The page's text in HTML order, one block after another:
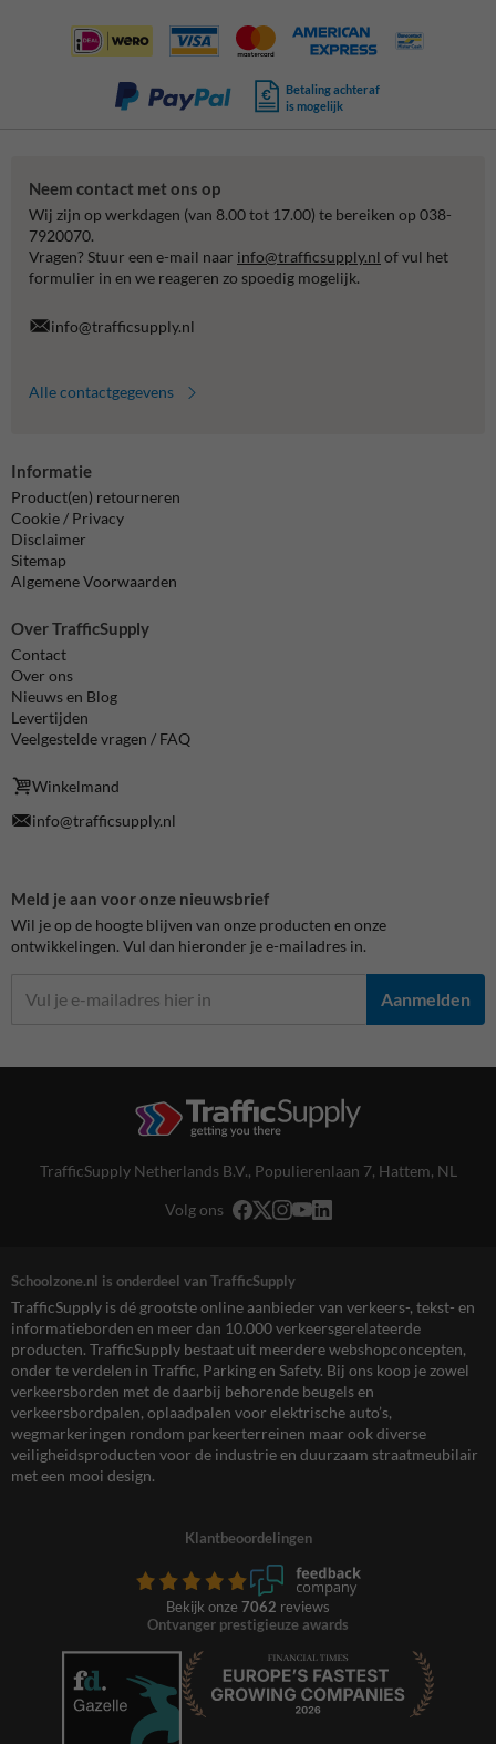
Betaling achteraf
is mogelijk
Neem contact met ons op
Wij zijn op werkdagen (van 8.00 tot 17.00) te bereiken op 038-
7920070.
Vragen? Stuur een e-mail naar info@trafficsupply.nl of vul het
formulier in en we reageren zo spoedig mogelijk.
info@trafficsupply.nl
Alle contactgegevens
Informatie
Product(en) retourneren
Cookie / Privacy
Disclaimer
Sitemap
Algemene Voorwaarden
Over TrafficSupply
Contact
Over ons
Nieuws en Blog
Levertijden
Veelgestelde vragen / FAQ
Winkelmand
info@trafficsupply.nl
Meld je aan voor onze nieuwsbrief
Wil je op de hoogte blijven van onze producten en onze
ontwikkelingen. Vul dan hieronder je e-mailadres in.
Aanmelden
TrafficSupply Netherlands B.V., Populierenlaan 7, Hattem, NL
Volg ons
Schoolzone.nl is onderdeel van TrafficSupply
TrafficSupply is dé grootste online aanbieder van verkeers-, tekst- en
informatieborden en meer dan 10.000 verkeersgerelateerde
producten. TrafficSupply bestaat uit meerdere webshopconcepten,
onder te verdelen in Traffic, Parking en Safety. Bij ons koop je zowel
verkeersborden met de daarbij behorende beugels en
verkeersbordpalen, oplaadpalen voor elektrische auto’s,
wegmarkeringen rondom parkeerterreinen maar ook diverse
veiligheidsproducten voor de industrie en duurzaam straatmeubilair
met een mooi design.
Klantbeoordelingen
Bekijk onze 7062 reviews
Ontvanger prestigieuze awards